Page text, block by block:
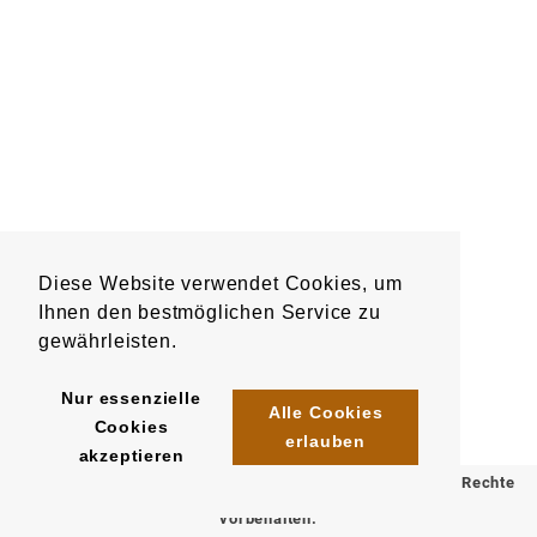
Diese Website verwendet Cookies, um
Ihnen den bestmöglichen Service zu
gewährleisten.
Nur essenzielle
Cookies
akzeptieren
Alle Cookies
erlauben
© 2025 Klömpkes Heinrich Inh. Marion Winkels e.K. Alle Rechte
vorbehalten.